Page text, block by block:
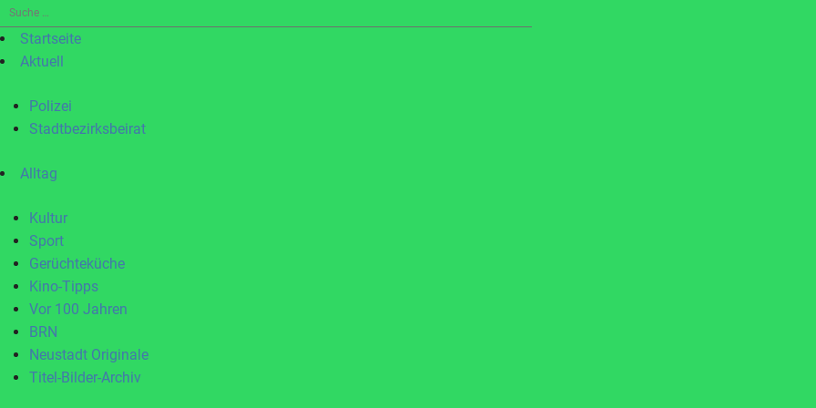
Suche
nach:Startseite
Aktuell
Polizei
Stadtbezirksbeirat
Alltag
Kultur
Sport
Gerüchteküche
Kino-Tipps
Vor 100 Jahren
BRN
Neustadt Originale
Titel-Bilder-Archiv